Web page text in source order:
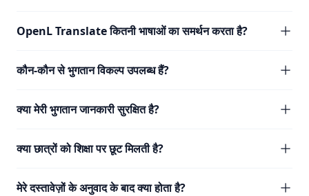
OpenL Translate कितनी भाषाओं का समर्थन करता है?
कौन-कौन से भुगतान विकल्प उपलब्ध हैं?
क्या मेरी भुगतान जानकारी सुरक्षित है?
क्या छात्रों को शिक्षा पर छूट मिलती है?
मेरे दस्तावेज़ों के अनुवाद के बाद क्या होता है?